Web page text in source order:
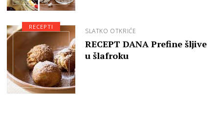
SLATKO OTKRIĆE
RECEPT DANA Prefine šljive
u šlafroku
RECEPTI